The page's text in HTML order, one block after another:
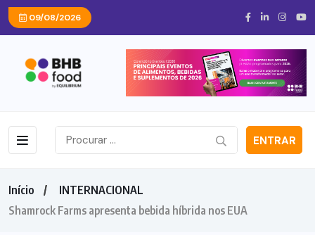
09/08/2026
ENTRAR
Início
INTERNACIONAL
Shamrock Farms apresenta bebida híbrida nos EUA